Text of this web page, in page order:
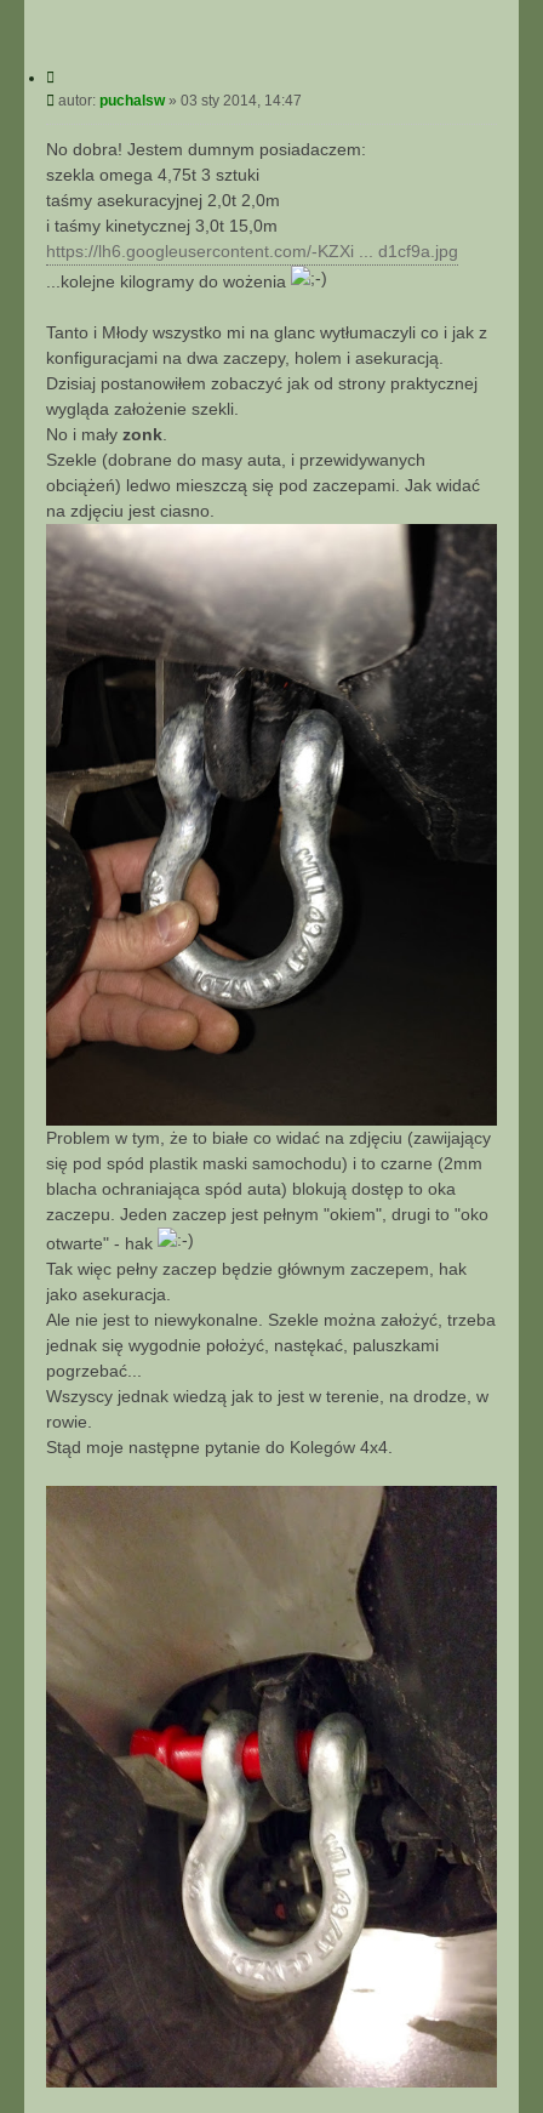
y
j
P
s
autor: puchalsw» 03 sty 2014, 14:47
No dobra! Jestem dumnym posiadaczem:
szekla omega 4,75t 3 sztuki
taśmy asekuracyjnej 2,0t 2,0m
i taśmy kinetycznej 3,0t 15,0m
https://lh6.googleusercontent.com/-KZXi ... d1cf9a.jpg
...kolejne kilogramy do wożenia
Tanto i Młody wszystko mi na glanc wytłumaczyli co i jak z
konfiguracjami na dwa zaczepy, holem i asekuracją.
Dzisiaj postanowiłem zobaczyć jak od strony praktycznej
wygląda założenie szekli.
No i mały zonk
Szekle (dobrane do masy auta, i przewidywanych
obciążeń) ledwo mieszczą się pod zaczepami. Jak widać
na zdjęciu jest ciasno.
Problem w tym, że to białe co widać na zdjęciu (zawijający
się pod spód plastik maski samochodu) i to czarne (2mm
blacha ochraniająca spód auta) blokują dostęp to oka
zaczepu. Jeden zaczep jest pełnym "okiem", drugi to "oko
otwarte" - hak
Tak więc pełny zaczep będzie głównym zaczepem, hak
jako asekuracja.
Ale nie jest to niewykonalne. Szekle można założyć, trzeba
jednak się wygodnie położyć, nastękać, paluszkami
pogrzebać...
Wszyscy jednak wiedzą jak to jest w terenie, na drodze, w
rowie.
Stąd moje następne pytanie do Kolegów 4x4.